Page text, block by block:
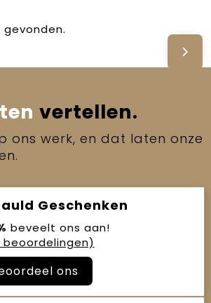
vertellen.
ons werk, en dat laten onze
Geschenken
beveelt ons aan!
beoordelingen)
ons